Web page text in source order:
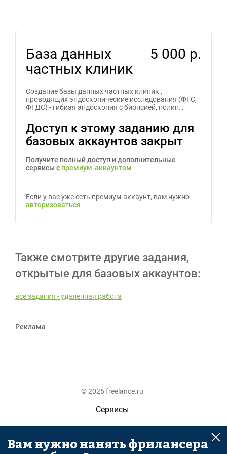
База данных
частных клиник
5 000 р.
Создание базы данных частных клиник ,
проводящих эндоскопические исследования (ФГС,
ФГДС) - гибкая эндоскопия с биопсией, полип…
Доступ к этому заданию для
базовых аккаунтов закрыт
Получите полный доступ и дополнительные
сервисы с премиум-аккаунтом
Если у вас уже есть премиум-аккаунт, вам нужно
авторизоваться
Также смотрите другие задания,
открытые для базовых аккаунтов:
все задания - удаленная работа
Реклама
© 2026 freelance.ru
Сервисы
Помощь
Поиск
Вам нужно нанять фрилансера